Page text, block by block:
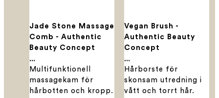
Jade Stone Massage
Comb - Authentic
Beauty Concept
...
Multifunktionell
massagekam för
hårbotten och kropp.
Vegan Brush -
Authentic Beauty
Concept
...
Hårborste för
skonsam utredning i
vått och torrt hår.